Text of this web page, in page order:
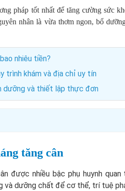
pháp tốt nhất để tăng cường sức
nhân là vừa thơm ngon, bổ
nhiêu tiền?
trình khám và địa chỉ uy tín
dưỡng và thiết lập thực đơn
tăng cân
được nhiều bậc phụ huynh quan
và dưỡng chất để cơ thể, trí tuệ